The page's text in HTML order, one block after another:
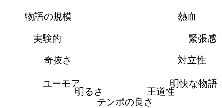
熱血
緊張感
対立性
明快な物語
王道性
テンポの良さ
明るさ
ユーモア
奇抜さ
実験的
物語の規模